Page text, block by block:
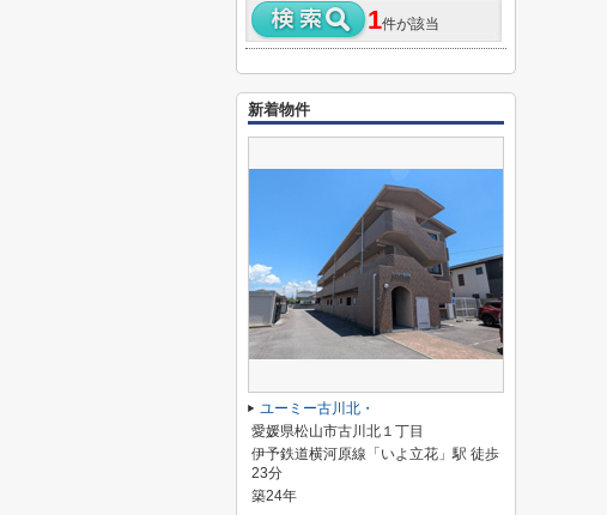
1件が該当
新着物件
ユーミー古川北・
愛媛県松山市古川北１丁目
伊予鉄道横河原線「いよ立花」駅 徒歩
23分
築24年